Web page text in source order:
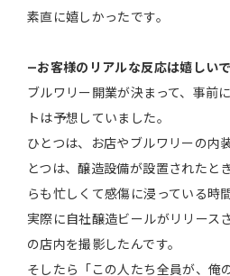
素直に嬉しかったです。
―お客様のリアルな反応は嬉しいで
ブルワリー開業が決まって、事前
トは予想していました。
ひとつは、お店やブルワリーの内
とつは、醸造設備が設置されたと
らも忙しくて感傷に浸っている時
実際に自社醸造ビールがリリース
の店内を撮影したんです。
そしたら「この人たち全員が、俺